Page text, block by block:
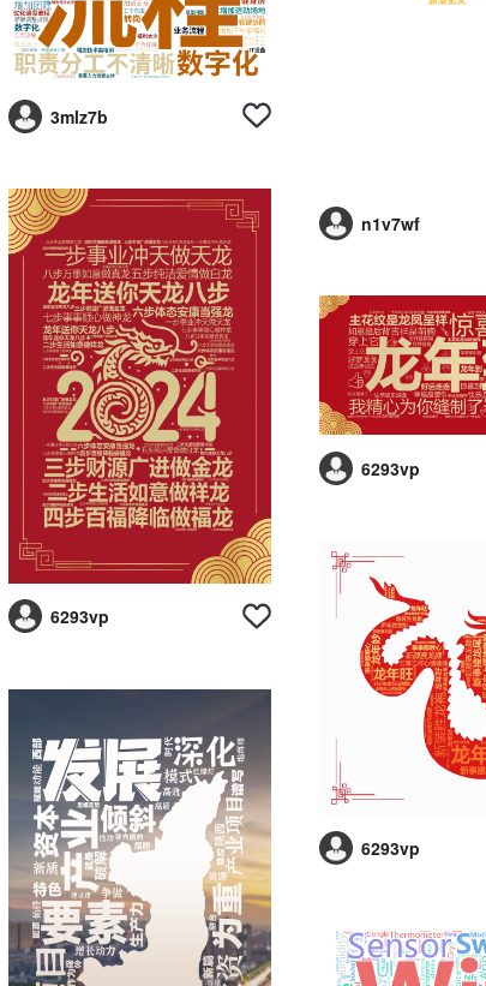
n1v7wf
3mlz7b
6293vp
6293vp
6293vp